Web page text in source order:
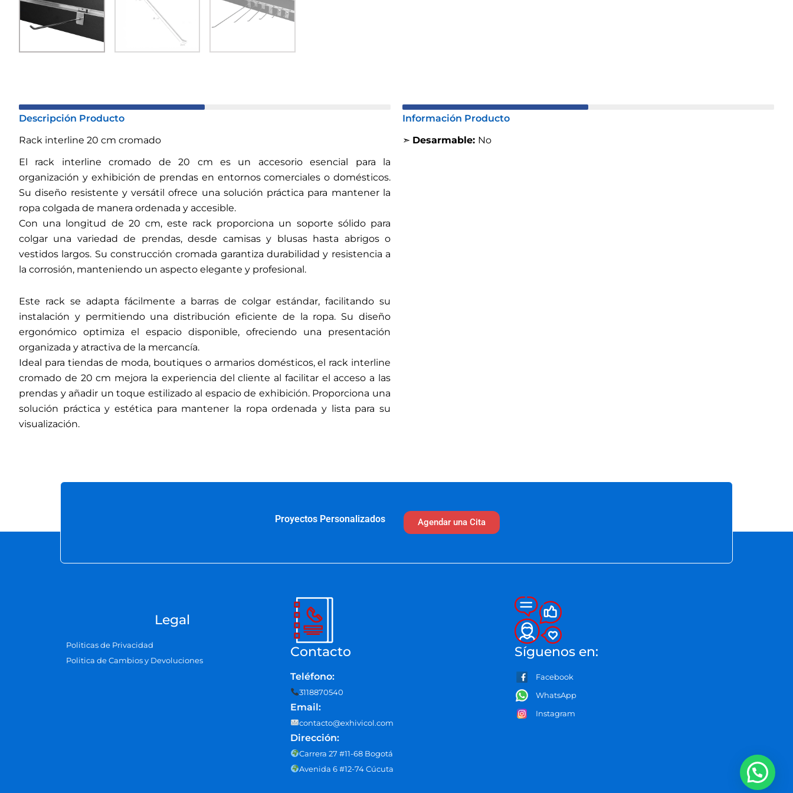
Descripción Producto
Rack interline 20 cm cromado
El rack interline cromado de 20 cm es un accesorio esencial para la
organización y exhibición de prendas en entornos comerciales o domésticos.
Su diseño resistente y versátil ofrece una solución práctica para mantener la
ropa colgada de manera ordenada y accesible.
Con una longitud de 20 cm, este rack proporciona un soporte sólido para
colgar una variedad de prendas, desde camisas y blusas hasta abrigos o
vestidos largos. Su construcción cromada garantiza durabilidad y resistencia a
la corrosión, manteniendo un aspecto elegante y profesional.
Este rack se adapta fácilmente a barras de colgar estándar, facilitando su
instalación y permitiendo una distribución eficiente de la ropa. Su diseño
ergonómico optimiza el espacio disponible, ofreciendo una presentación
organizada y atractiva de la mercancía.
Ideal para tiendas de moda, boutiques o armarios domésticos, el rack interline
cromado de 20 cm mejora la experiencia del cliente al facilitar el acceso a las
prendas y añadir un toque estilizado al espacio de exhibición. Proporciona una
solución práctica y estética para mantener la ropa ordenada y lista para su
visualización.
Información Producto
➣ Desarmable: No
Proyectos Personalizados Agendar una Cita
Legal
Politicas de Privacidad
Politica de Cambios y Devoluciones
Contacto
Teléfono:
3118870540
Email:
contacto@exhivicol.com
Dirección:
Carrera 27 #11-68 Bogotá
Avenida 6 #12-74 Cúcuta
Síguenos en:
Facebook
WhatsApp
Instagram